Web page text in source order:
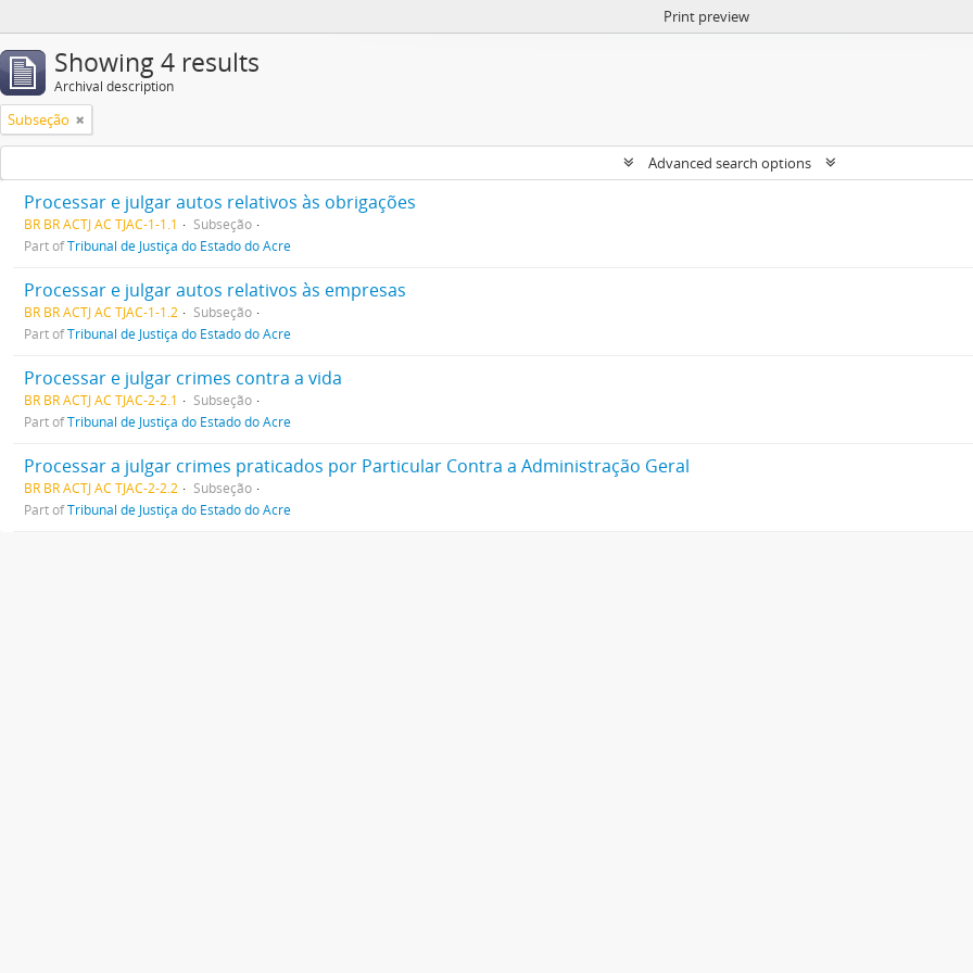
Print preview
Showing 4 results
Archival description
Subseção
Advanced search options
Processar e julgar autos relativos às obrigações
BR BR ACTJ AC TJAC-1-1.1
Subseção
Part ofTribunal de Justiça do Estado do Acre
Processar e julgar autos relativos às empresas
BR BR ACTJ AC TJAC-1-1.2
Subseção
Part ofTribunal de Justiça do Estado do Acre
Processar e julgar crimes contra a vida
BR BR ACTJ AC TJAC-2-2.1
Subseção
Part ofTribunal de Justiça do Estado do Acre
Processar a julgar crimes praticados por Particular Contra a Administração Geral
BR BR ACTJ AC TJAC-2-2.2
Subseção
Part ofTribunal de Justiça do Estado do Acre